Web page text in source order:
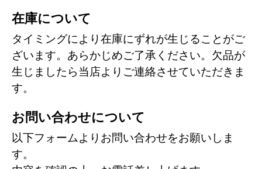
在庫について
タイミングにより在庫にずれが生じることがご
ざいます。あらかじめご了承ください。欠品が
生じましたら当店よりご連絡させていただきま
す。
お問い合わせについて
以下フォームよりお問い合わせをお願いしま
す。